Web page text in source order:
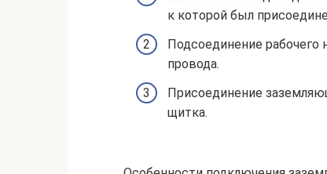
к которой был
Подсоединение
провода.
Присоединение
щитка.